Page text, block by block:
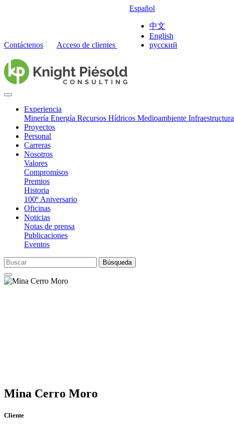
Contáctenos Acceso de clientes
Español
中文
English
русский
Experiencia
Minería Energía Recursos Hídricos Medioambiente Infraestructura
Proyectos
Personal
Carreras
Nosotros
Valores
Compromisos
Premios
Historia
100º Aniversario
Oficinas
Noticias
Notas de prensa
Publicaciones
Eventos
Búsqueda
Mina Cerro Moro
Cliente